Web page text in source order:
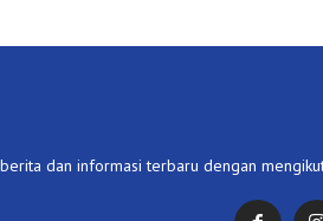
dan informasi terbaru dengan